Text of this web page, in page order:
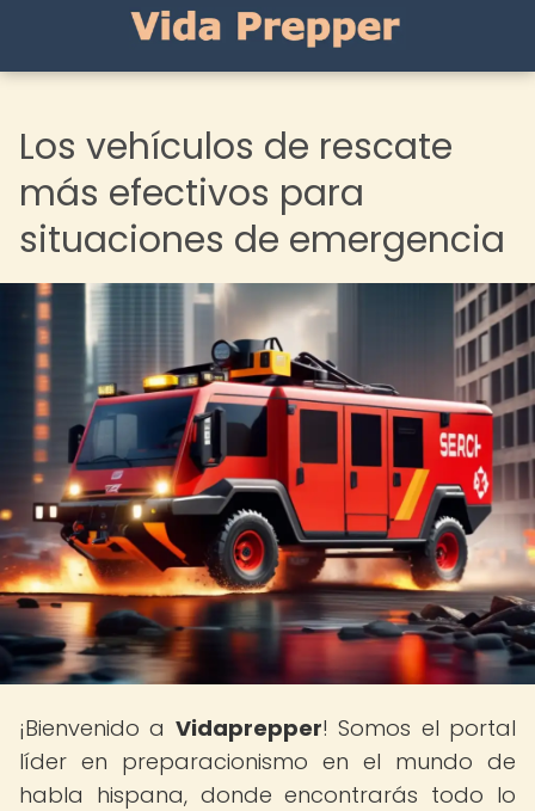
Los vehículos de rescate
más efectivos para
situaciones de emergencia
¡Bienvenido a Vidaprepper! Somos el portal
líder en preparacionismo en el mundo de
habla hispana, donde encontrarás todo lo